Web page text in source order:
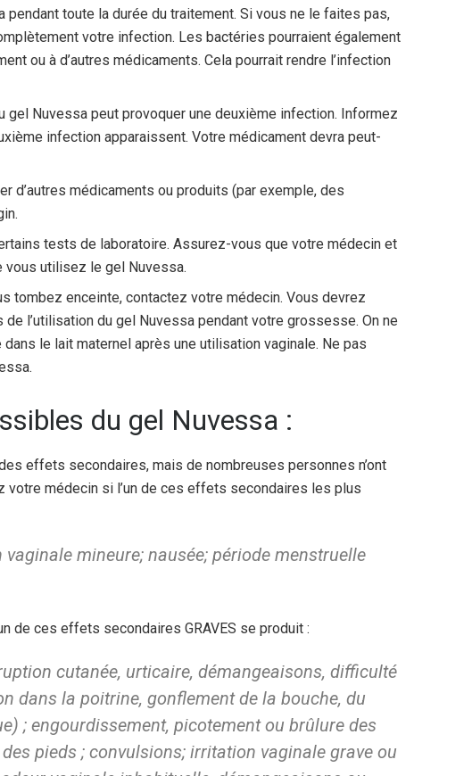
toute la durée du traitement. Si vous ne le faites pas,
votre infection. Les bactéries pourraient également
ou à d’autres médicaments. Cela pourrait rendre l’infection
gel Nuvessa peut provoquer une deuxième infection. Informez
infection apparaissent. Votre médicament devra peut-
d’autres médicaments ou produits (par exemple, des
tests de laboratoire. Assurez-vous que votre médecin et
vous utilisez le gel Nuvessa.
tombez enceinte, contactez votre médecin. Vous devrez
l’utilisation du gel Nuvessa pendant votre grossesse. On ne
le lait maternel après une utilisation vaginale. Ne pas
du gel Nuvessa :
effets secondaires, mais de nombreuses personnes n’ont
votre médecin si l’un de ces effets secondaires les plus
mineure; nausée; période menstruelle
de ces effets secondaires GRAVES se produit :
cutanée, urticaire, démangeaisons, difficulté
dans la poitrine, gonflement de la bouche, du
; engourdissement, picotement ou brûlure des
pieds ; convulsions; irritation vaginale grave ou